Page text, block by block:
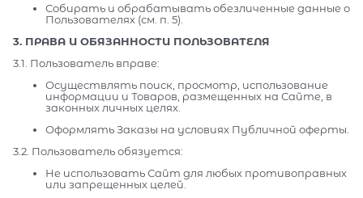
Собирать и обрабатывать обезличенные данные о
Пользователях (см. п. 5).
3. ПРАВА И ОБЯЗАННОСТИ ПОЛЬЗОВАТЕЛЯ
3.1. Пользователь вправе:
Осуществлять поиск, просмотр, использование
информации и Товаров, размещенных на Сайте, в
законных личных целях.
Оформлять Заказы на условиях Публичной оферты.
3.2. Пользователь обязуется:
Не использовать Сайт для любых противоправных
или запрещенных целей.